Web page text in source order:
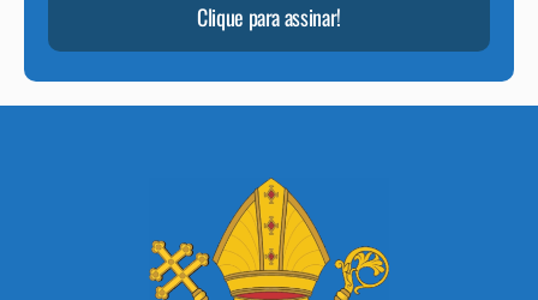
Clique para assinar!